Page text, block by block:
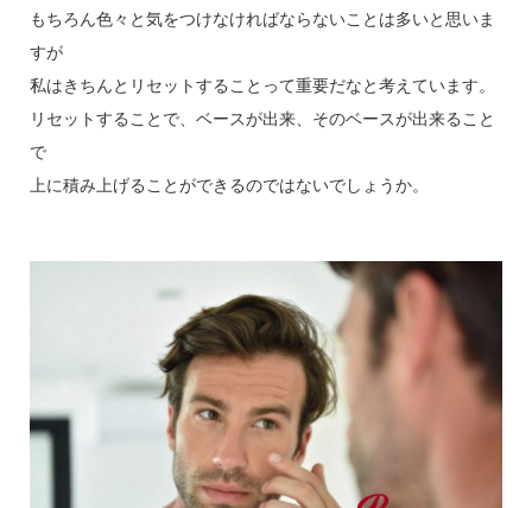
もちろん色々と気をつけなければならないことは多いと思いま
すが
私はきちんとリセットすることって重要だなと考えています。
リセットすることで、ベースが出来、そのベースが出来ること
で
上に積み上げることができるのではないでしょうか。